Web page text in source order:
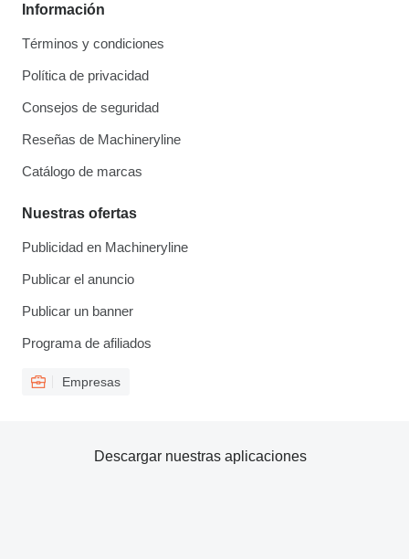
Información
Términos y condiciones
Política de privacidad
Consejos de seguridad
Reseñas de Machineryline
Catálogo de marcas
Nuestras ofertas
Publicidad en Machineryline
Publicar el anuncio
Publicar un banner
Programa de afiliados
Empresas
Descargar nuestras aplicaciones